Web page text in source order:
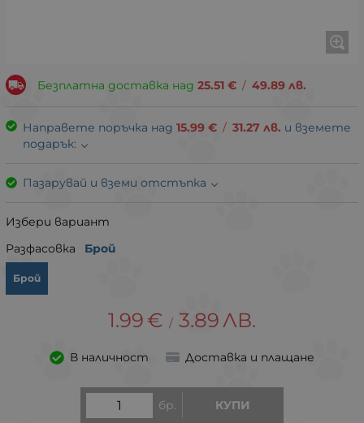
Безплатна доставка над 25.51 € / 49.89 лв.
Направете поръчка над 15.99 € / 31.27 лв. и вземете
подарък:
Пазарувай и вземи отстъпка
Избери вариант
Разфасовка
Брой
Брой
1.99 € / 3.89 ЛВ.
В наличност Доставка и плащане
бр. КУПИ